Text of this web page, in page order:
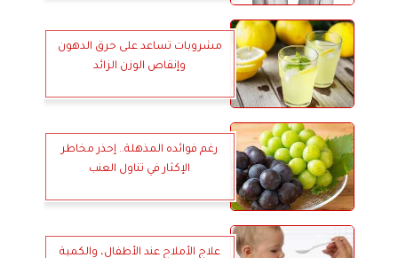
مشروبات تساعد على حرق الدهون
وإنقاص الوزن الزائد
رغم فوائده المذهلة.. إحذر مخاطر
الإكثار في تناول العنب
علاج الأملاح عند الأطفال، والكمية